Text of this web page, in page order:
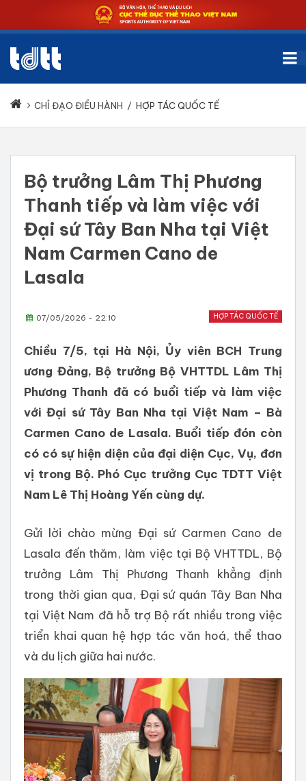
CHỈ ĐẠO ĐIỀU HÀNH / HỢP TÁC QUỐC TẾ
Bộ trưởng Lâm Thị Phương
Thanh tiếp và làm việc với
Đại sứ Tây Ban Nha tại Việt
Nam Carmen Cano de
Lasala
HỢP TÁC QUỐC TẾ
07/05/2026 - 22:10
Chiều 7/5, tại Hà Nội, Ủy viên BCH Trung
ương Đảng, Bộ trưởng Bộ VHTTDL Lâm Thị
Phương Thanh đã có buổi tiếp và làm việc
với Đại sứ Tây Ban Nha tại Việt Nam – Bà
Carmen Cano de Lasala. Buổi tiếp đón còn
có có sự hiện diện của đại diện Cục, Vụ, đơn
vị trong Bộ. Phó Cục trưởng Cục TDTT Việt
Nam Lê Thị Hoàng Yến cùng dự.
Gửi lời chào mừng Đại sứ Carmen Cano de
Lasala đến thăm, làm việc tại Bộ VHTTDL, Bộ
trưởng Lâm Thị Phương Thanh khẳng định
trong thời gian qua, Đại sứ quán Tây Ban Nha
tại Việt Nam đã hỗ trợ Bộ rất nhiều trong việc
triển khai quan hệ hợp tác văn hoá, thể thao
và du lịch giữa hai nước.